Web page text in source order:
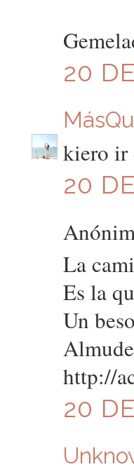
20
kiero ir
20
La
Es la
Un
http://
20